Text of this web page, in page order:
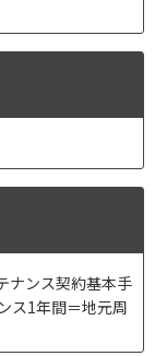
ナンス契約基本手
ス1年間＝地元周